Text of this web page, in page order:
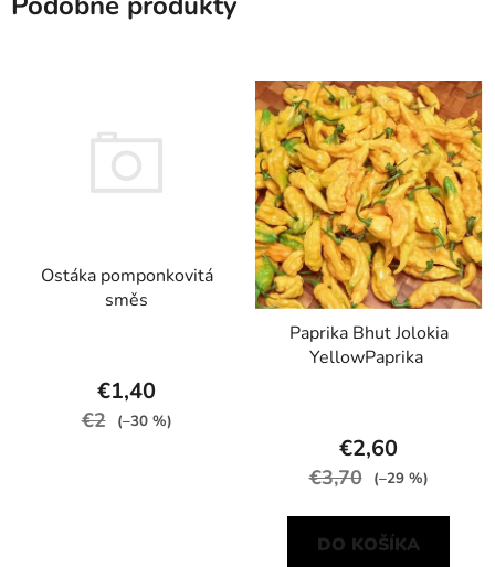
Ostáka pomponkovitá
směs
€1,40
€2 (–30 %)
Paprika Bhut Jolokia
YellowPaprika
€2,60
€3,70 (–29 %)
DO KOŠÍKA